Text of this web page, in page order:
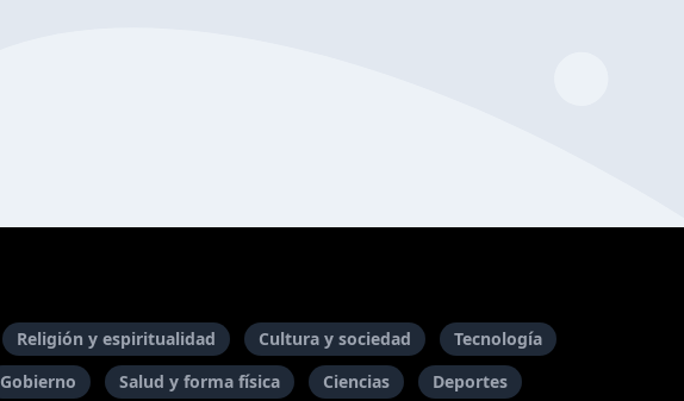
Religión y espiritualidad Cultura y sociedad
Tecnología
Gobierno Salud y forma física Ciencias Deportes